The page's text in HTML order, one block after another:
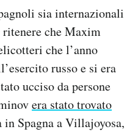
sia internazionali
che Maxim
che l’anno
russo e si era
ucciso da persone
era stato trovato
in Spagna a Villajoyosa,